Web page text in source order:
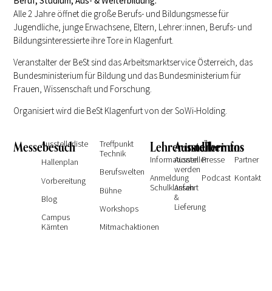
Alle 2 Jahre öffnet die große Berufs- und Bildungsmesse für
Jugendliche, junge Erwachsene, Eltern, Lehrer:innen, Berufs- und
Bildungsinteressierte ihre Tore in Klagenfurt.
Veranstalter der BeSt sind das Arbeitsmarktservice Österreich, das
Bundesministerium für Bildung und das Bundesministerium für
Frauen, Wissenschaft und Forschung.
Organisiert wird die BeSt Klagenfurt von der SoWi-Holding.
Messebesuch
Ausstellerliste
Hallenplan
Vorbereitung
Blog
Campus
Kärnten
Treffpunkt
Technik
Berufswelten
Bühne
Workshops
Mitmachaktionen
Lehrer:innen
Informationen
Anmeldung
Schulklassen
Ausstellerinfos
Aussteller
werden
Anfahrt
&
Lieferung
Über uns
Presse
Podcast
Partner
Kontakt